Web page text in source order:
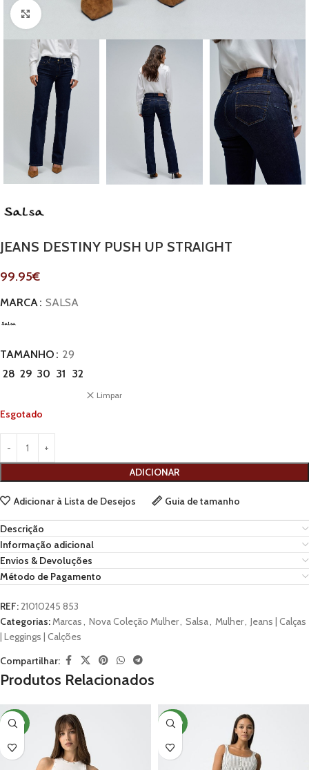
Clique para ampliar
JEANS DESTINY PUSH UP STRAIGHT
99.95€
MARCA SALSA
TAMANHO
29
28 29 30 31 32
Limpar
Esgotado
ADICIONAR
Adicionar à Lista de Desejos Guia de tamanho
Descrição
Informação adicional
Envios & Devoluções
Método de Pagamento
REF:21010245 853
Categorias:Marcas, Nova Coleção Mulher, Salsa, Mulher, Jeans | Calças
| Leggings | Calções
Compartilhar:
Produtos Relacionados
NOVO NOVO